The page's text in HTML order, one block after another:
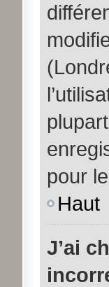
pour
Haut
J’ai